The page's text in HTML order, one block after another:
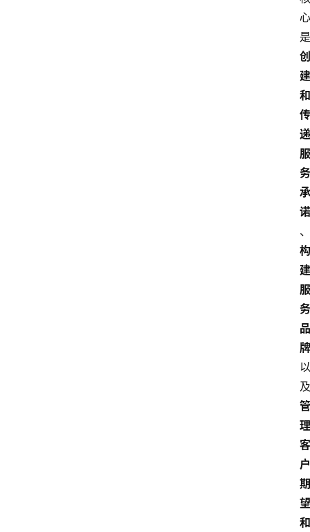
心
是
创
建
和
传
递
服
务
承
诺
、
构
建
服
务
品
牌
以
及
管
理
客
户
期
望
和